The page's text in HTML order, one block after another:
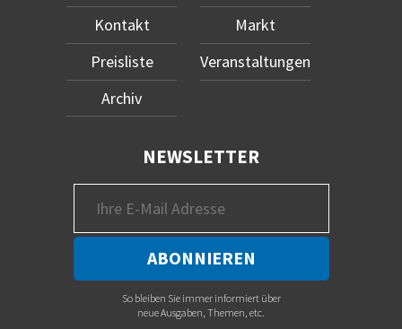
Kontakt
Preisliste
Archiv
Markt
Veranstaltungen
NEWSLETTER
So bleiben Sie immer informiert über
neue Ausgaben, Themen, etc.